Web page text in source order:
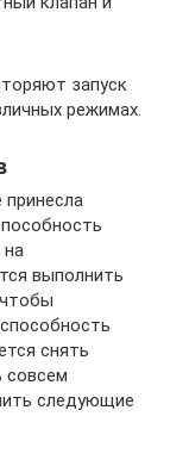
запуск
режимах.
выполнить
снять
совсем
следующие